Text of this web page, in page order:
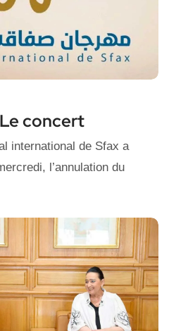
concert
international de Sfax a
l’annulation du